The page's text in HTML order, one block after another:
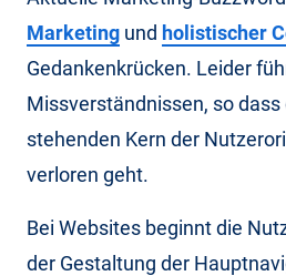
Marketing und holistischer
Gedankenkrücken. Leider
Missverständnissen, so
stehenden Kern der
verloren geht.
Bei Websites beginnt die
der Gestaltung der